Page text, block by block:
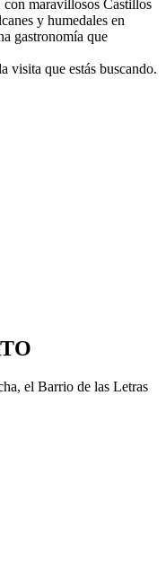
maravillosos Castillos
y humedales en
gastronomía que
visita que estás buscando.
el Barrio de las Letras